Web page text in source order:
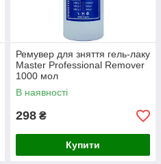
Ремувер для зняття гель-лаку
Master Professional Remover
1000 мол
В наявності
298 ₴
Купити